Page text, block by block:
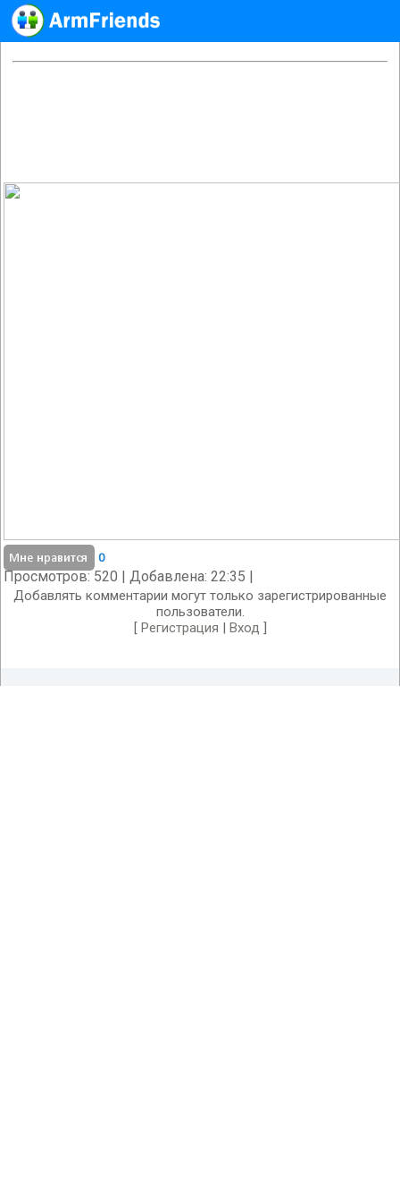
0
Просмотров: 520 | Добавлена: 22:35 |
Добавлять комментарии могут только зарегистрированные
пользователи.
[ Регистрация | Вход ]